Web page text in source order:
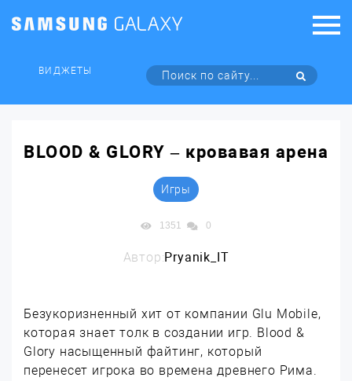
ВИДЖЕТЫ
BLOOD & GLORY – кровавая арена
Игры
1351 0
Автор:Pryanik_IT
Безукоризненный хит от компании Glu Mobile,
которая знает толк в создании игр. Blood &
Glory насыщенный файтинг, который
перенесет игрока во времена древнего Рима.